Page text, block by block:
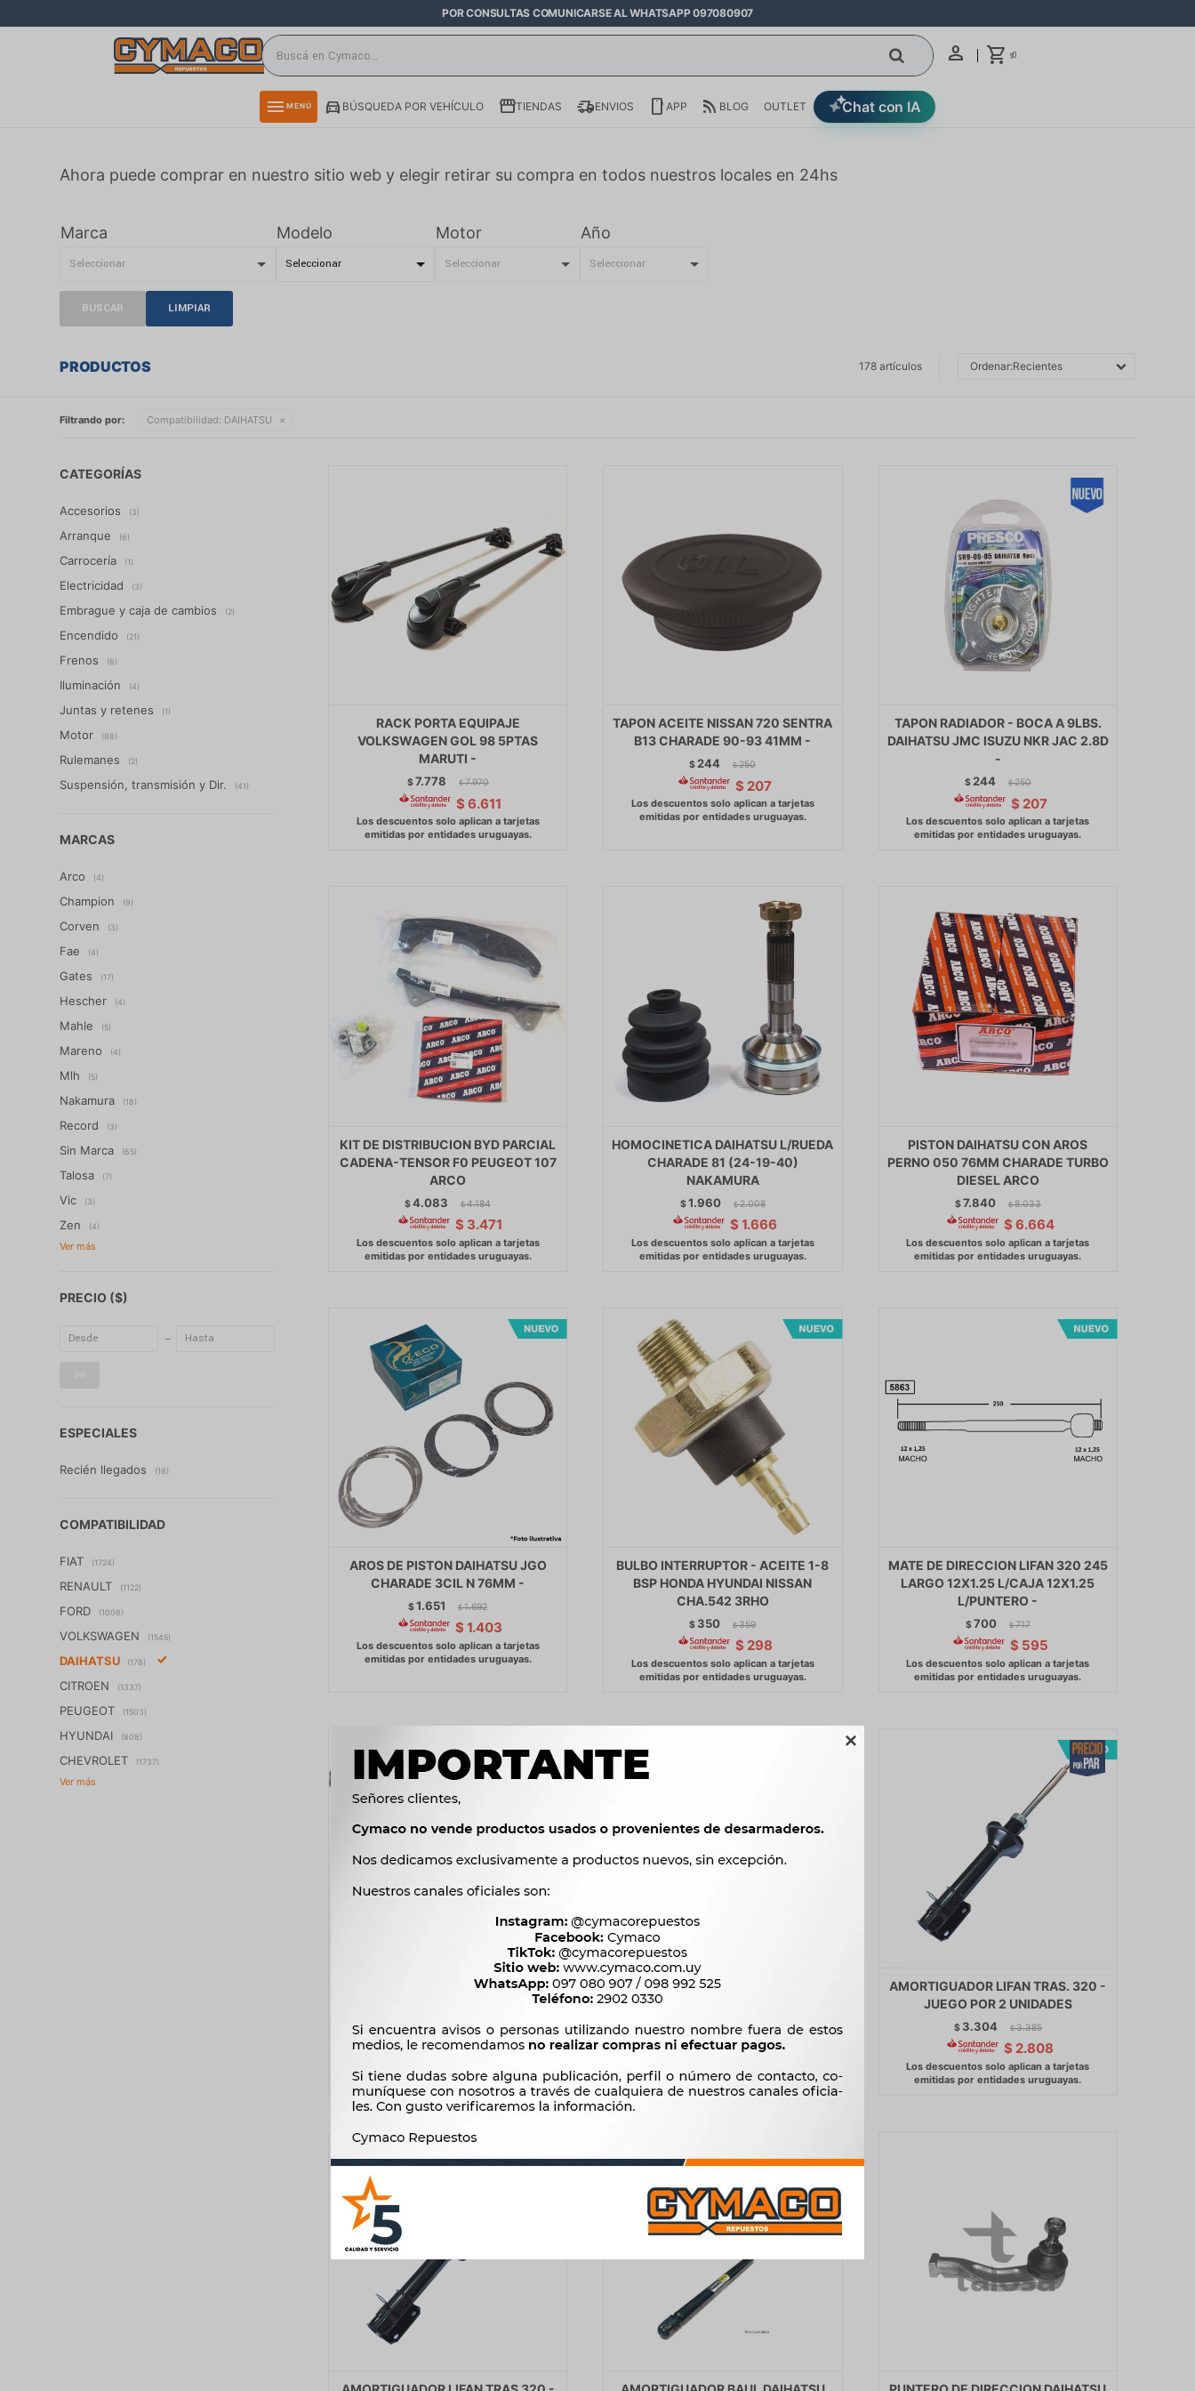

POR CONSULTAS COMUNICARSE AL WHATSAPP 097080907
$0
menu MENÚ Chat con IA
BÚSQUEDA POR VEHÍCULO TIENDAS ENVIOS APP BLOG OUTLET
Ahora puede comprar en nuestro sitio web y elegir retirar su compra en todos nuestros locales en 24hs
Marca Modelo Motor Año
BUSCAR LIMPIAR
PRODUCTOS 178 artículos Recientes
Filtrando por: Compatibilidad: DAIHATSU
RACK PORTA EQUIPAJE
VOLKSWAGEN GOL 98 5PTAS
MARUTI -
$7.778 $ 7.970
$ 6.611
TAPON ACEITE NISSAN 720 SENTRA
B13 CHARADE 90-93 41MM -
$244 $ 250
$ 207
TAPON RADIADOR - BOCA A 9LBS.
DAIHATSU JMC ISUZU NKR JAC 2.8D
-
$244 $ 250
$ 207
KIT DE DISTRIBUCION BYD PARCIAL
CADENA-TENSOR F0 PEUGEOT 107
ARCO
$4.083 $ 4.184
$ 3.471
HOMOCINETICA DAIHATSU L/RUEDA
CHARADE 81 (24-19-40)
NAKAMURA
$1.960 $ 2.008
$ 1.666
PISTON DAIHATSU CON AROS
PERNO 050 76MM CHARADE TURBO
DIESEL ARCO
$7.840 $ 8.033
$ 6.664
AROS DE PISTON DAIHATSU JGO
CHARADE 3CIL N 76MM -
$1.651 $ 1.692
$ 1.403
BULBO INTERRUPTOR - ACEITE 1-8
BSP HONDA HYUNDAI NISSAN
CHA.542 3RHO
$ 350 $ 359
$ 298
MATE DE DIRECCION LIFAN 320 245
LARGO 12X1.25 L/CAJA 12X1.25
L/PUNTERO -
$700 $ 717
$ 595
BASTIDOR SUSPENSION DAIHATSU
IZQ FAW V2 SIRION 05/ TALOSA
$2.980 $ 3.053
$2.533
AMORTIGUADOR LIFAN LIFAN 320
DEL - JUEGO POR 2 UNIDADES
$ 2.762 $ 2.830
$ 2.348
AMORTIGUADOR LIFAN TRAS. 320 -
JUEGO POR 2 UNIDADES
$ 3.304 $ 3.385
$ 2.808
CATEGORÍAS
Accesorios (3)
Arranque (6)
Carrocería (1)
Electricidad (3)
Embrague y caja de cambios (2)
Encendido (21)
Frenos (6)
Iluminación (4)
Juntas y retenes (1)
Motor (88)
Rulemanes (2)
Suspensión, transmisión y Dir. (41)
MARCAS
Arco (4)
Champion (9)
Corven (3)
Fae (4)
Gates (17)
Hescher (4)
Mahle (5)
Mareno (4)
Mlh (5)
Nakamura (18)
Record (3)
Sin Marca (65)
Talosa (7)
Vic (3)
Zen (4)
PRECIO ($)
ESPECIALES
Recién llegados (18)
COMPATIBILIDAD
FIAT (1724)
RENAULT (1122)
FORD (1008)
VOLKSWAGEN (1545)
DAIHATSU (178)
CITROEN (1337)
PEUGEOT (1503)
HYUNDAI (808)
CHEVROLET (1737)
close
directions_car
smartphone